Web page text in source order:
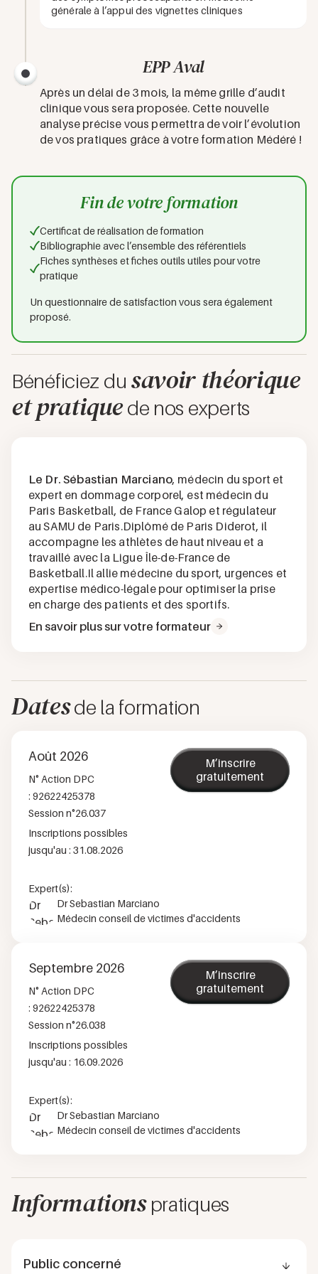
générale à l’appui des vignettes cliniques
EPP Aval
Après un délai de 3 mois, la même grille d’audit
clinique vous sera proposée. Cette nouvelle
analyse précise vous permettra de voir l’évolution
de vos pratiques grâce à votre formation Médéré !
Fin de votre formation
Certificat de réalisation de formation
Bibliographie avec l’ensemble des référentiels
Fiches synthèses et fiches outils utiles pour votre
pratique
Un questionnaire de satisfaction vous sera également
proposé.
Bénéficiez du savoir théorique
et pratiquede nos experts
Le Dr. Sébastian Marciano, médecin du sport et
expert en dommage corporel, est médecin du
Paris Basketball, de France Galop et régulateur
au SAMU de Paris.Diplômé de Paris Diderot, il
accompagne les athlètes de haut niveau et a
travaillé avec la Ligue Île-de-France de
Basketball.Il allie médecine du sport, urgences et
expertise médico-légale pour optimiser la prise
en charge des patients et des sportifs.
En savoir plus sur votre formateur
Datesde la formation
Août 2026
N° Action DPC
: 92622425378
Session n°26.037
Inscriptions possibles
jusqu'au : 31.08.2026
M’inscrire
gratuitement
Expert(s):
Dr Sebastian Marciano
Médecin conseil de victimes d'accidents
Septembre 2026
N° Action DPC
: 92622425378
Session n°26.038
Inscriptions possibles
jusqu'au : 16.09.2026
M’inscrire
gratuitement
Expert(s):
Dr Sebastian Marciano
Médecin conseil de victimes d'accidents
Informationspratiques
Public concerné